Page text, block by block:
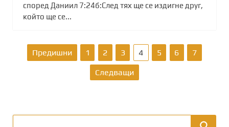
според Даниил 7:24б:След тях ще се издигне друг,
който ще се...
д
Предишни 1 2 3 4 5 6 7
Следващи